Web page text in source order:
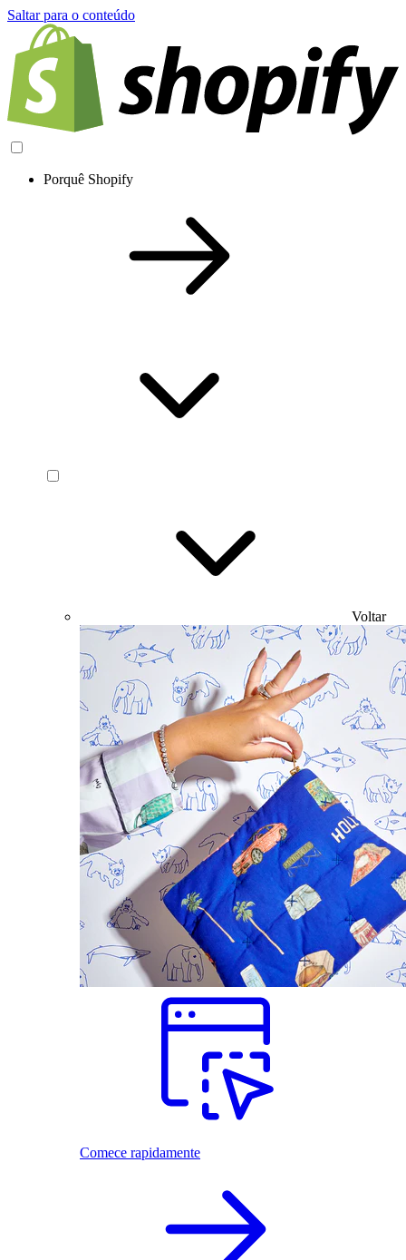
Saltar para o conteúdo
Porquê Shopify
Voltar
Comece rapidamente